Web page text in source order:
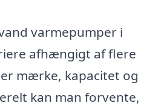
varmepumper i
afhængigt af flere
mærke, kapacitet og
kan man forvente,